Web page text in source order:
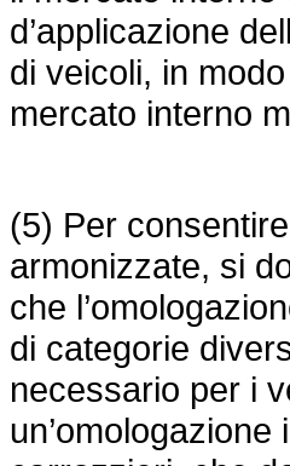
d’applicazione
di veicoli, in
mercato interno
(5) Per
armonizzate, si
che
di categorie
necessario per i